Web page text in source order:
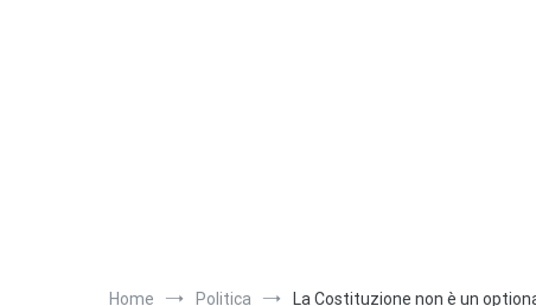
Home Politica La Costituzione non è un